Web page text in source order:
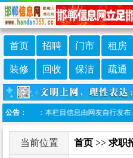
首页 招聘 门市 租房
装修 回收 保洁 疏通
公告：
免责声明：本栏目信息由网友自行发布
当前位置 首页 >> 求职